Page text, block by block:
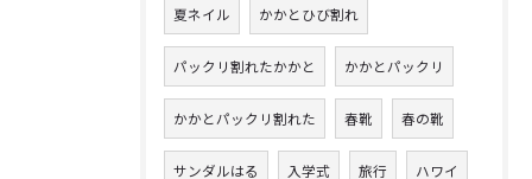
夏ネイル かかとひび割れ
パックリ割れたかかと かかとパックリ
かかとパックリ割れた 春靴 春の靴
サンダルはる 入学式 旅行 ハワイ